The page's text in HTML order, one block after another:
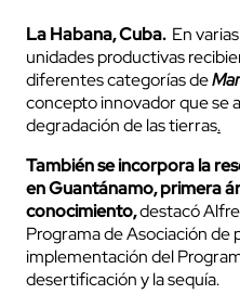
La Habana, Cuba.En varias
unidades productivas
diferentes categorías de
concepto innovador que se
degradación de las tierras.
También se incorpora la
en Guantánamo, primera
conocimiento,destacó
Programa de Asociación de
implementación del
desertificación y la sequía.